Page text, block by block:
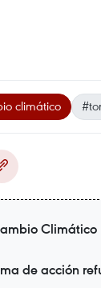
climático
Climático
de acción